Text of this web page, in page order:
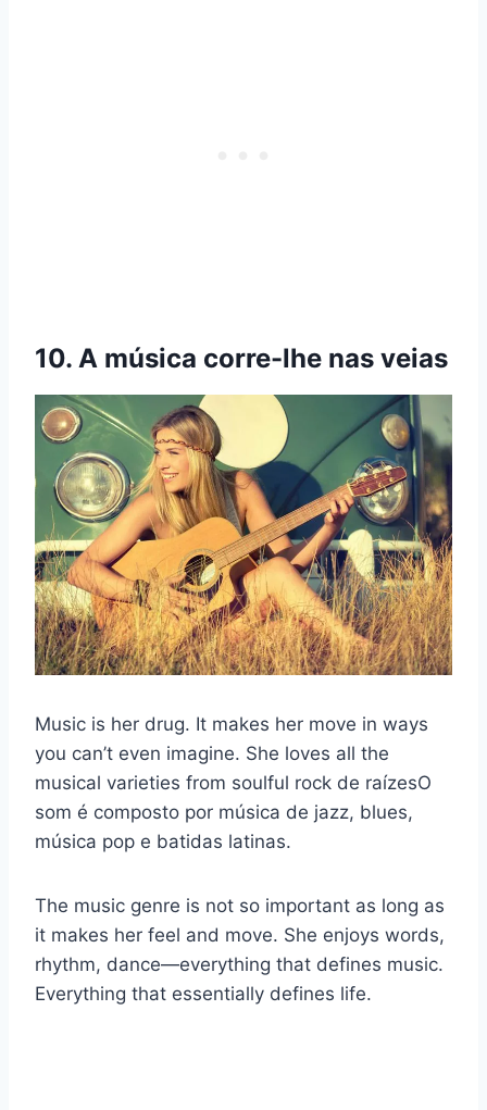
10. A música corre-lhe nas veias
Music is her drug. It makes her move in ways
you can’t even imagine. She loves all the
musical varieties from soulful rock de raízesO
som é composto por música de jazz, blues,
música pop e batidas latinas.
The music genre is not so important as long as
it makes her feel and move. She enjoys words,
rhythm, dance—everything that defines music.
Everything that essentially defines life.